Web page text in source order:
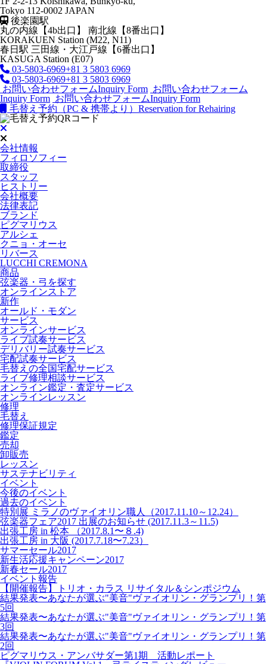
Tokyo 112-0002 JAPAN
後楽園駅
丸の内線【4b出口】 南北線【8番出口】
KORAKUEN Station (M22, N11)
春日駅 三田線・大江戸線【6番出口】
KASUGA Station (E07)
03-5803-6969+81 3 5803 6969
03-5803-6969+81 3 5803 6969
お問い合わせフォームInquiry Form お問い合わせフォーム
Inquiry Form お問い合わせフォームInquiry Form
毛替え予約（PC & 携帯より） Reservation for Rehairing
会社情報
フィロソフィー
取締役
スタッフ
ヒストリー
会社概要
法律表記
ブランド
ピグマリウス
アルシェ
クニョ・オーセ
リバース
LUCCHI CREMONA
商品
弦楽器・弓を探す
オンラインストア
新作
オールド・モダン
サービス
オンラインサービス
ライブ試奏サービス
デリバリー試奏サービス
宅配試奏サービス
毛替えの全国宅配サービス
ライブ修理相談サービス
オンライン鑑定・査定サービス
オンラインレッスン
修理
毛替え
修理保証規定
鑑定
売却
卸販売
レッスン
サステナビリティ
イベント
今後のイベント
過去のイベント
特別展 ミラノのヴァイオリン職人（2017.11.10～12.24）
弦楽器フェア2017 出展のお知らせ (2017.11.3～11.5)
出張工房 in 松本 （2017.8.1〜８.4)
出張工房 in 大阪 (2017.7.18〜7.23）
サマーセール2017
新生活応援キャンペーン2017
新春セール2017
イベント報告
【開催報告】トリオ・カラス リサイタル＆シンポジウム
結果発表〜あなたが選ぶ"美音"ヴァイオリン・グランプリ！第
5回
結果発表〜あなたが選ぶ"美音"ヴァイオリン・グランプリ！第
3回
結果発表〜あなたが選ぶ"美音"ヴァイオリン・グランプリ！第
2回
ピグマリウス・アンバサダー第1期 活動レポート